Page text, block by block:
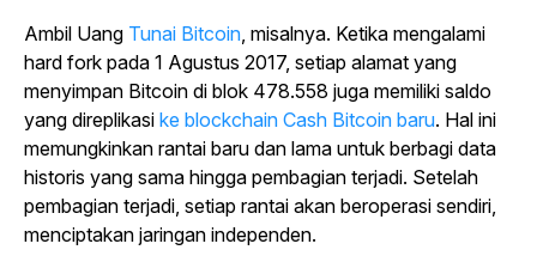
Ambil Uang Tunai Bitcoin, misalnya. Ketika mengalami
hard fork pada 1 Agustus 2017, setiap alamat yang
menyimpan Bitcoin di blok 478.558 juga memiliki saldo
yang direplikasi ke blockchain Cash Bitcoin baru. Hal ini
memungkinkan rantai baru dan lama untuk berbagi data
historis yang sama hingga pembagian terjadi. Setelah
pembagian terjadi, setiap rantai akan beroperasi sendiri,
menciptakan jaringan independen.